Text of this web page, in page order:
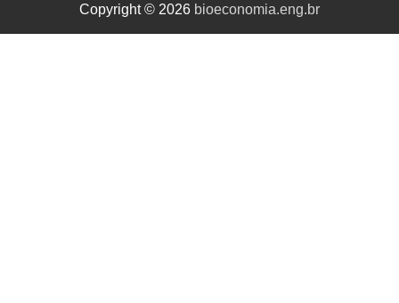
Copyright © 2026 bioeconomia.eng.br